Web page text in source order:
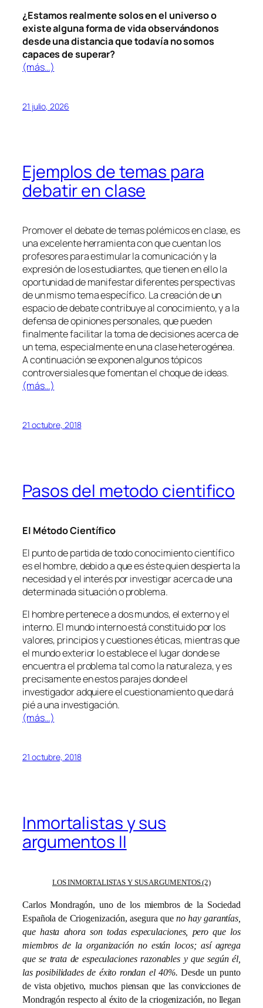
¿Estamos realmente solos en el universo o
existe alguna forma de vida observándonos
desde una distancia que todavía no somos
capaces de superar?
(más…)
21 julio, 2026
Ejemplos de temas para
debatir en clase
Promover el debate de temas polémicos en clase, es
una excelente herramienta con que cuentan los
profesores para estimular la comunicación y la
expresión de los estudiantes, que tienen en ello la
oportunidad de manifestar diferentes perspectivas
de un mismo tema específico. La creación de un
espacio de debate contribuye al conocimiento, y a la
defensa de opiniones personales, que pueden
finalmente facilitar la toma de decisiones acerca de
un tema, especialmente en una clase heterogénea.
A continuación se exponen algunos tópicos
controversiales que fomentan el choque de ideas.
(más…)
21 octubre, 2018
Pasos del metodo cientifico
El Método Científico
El punto de partida de todo conocimiento científico
es el hombre, debido a que es éste quien despierta la
necesidad y el interés por investigar acerca de una
determinada situación o problema.
El hombre pertenece a dos mundos, el externo y el
interno. El mundo interno está constituido por los
valores, principios y cuestiones éticas, mientras que
el mundo exterior lo establece el lugar donde se
encuentra el problema tal como la naturaleza, y es
precisamente en estos parajes donde el
investigador adquiere el cuestionamiento que dará
pié a una investigación.
(más…)
21 octubre, 2018
Inmortalistas y sus
argumentos II
LOS INMORTALISTAS Y SUS ARGUMENTOS (2)
Carlos Mondragón, uno de los miembros de la Sociedad
Española de Criogenización, asegura que no hay garantías,
que hasta ahora son todas especulaciones, pero que los
miembros de la organización no están locos; así agrega
que se trata de especulaciones razonables y que según él,
las posibilidades de éxito rondan el 40%. Desde un punto
de vista objetivo, muchos piensan que las convicciones de
Mondragón respecto al éxito de la criogenización, no llegan